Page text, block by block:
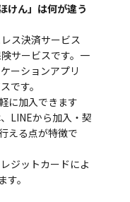
けん」は何が違う
ス決済サービス
サービスです。一
ーションアプリ
です。
に加入できます
LINEから加入・契
える点が特徴で
ジットカードによ
。